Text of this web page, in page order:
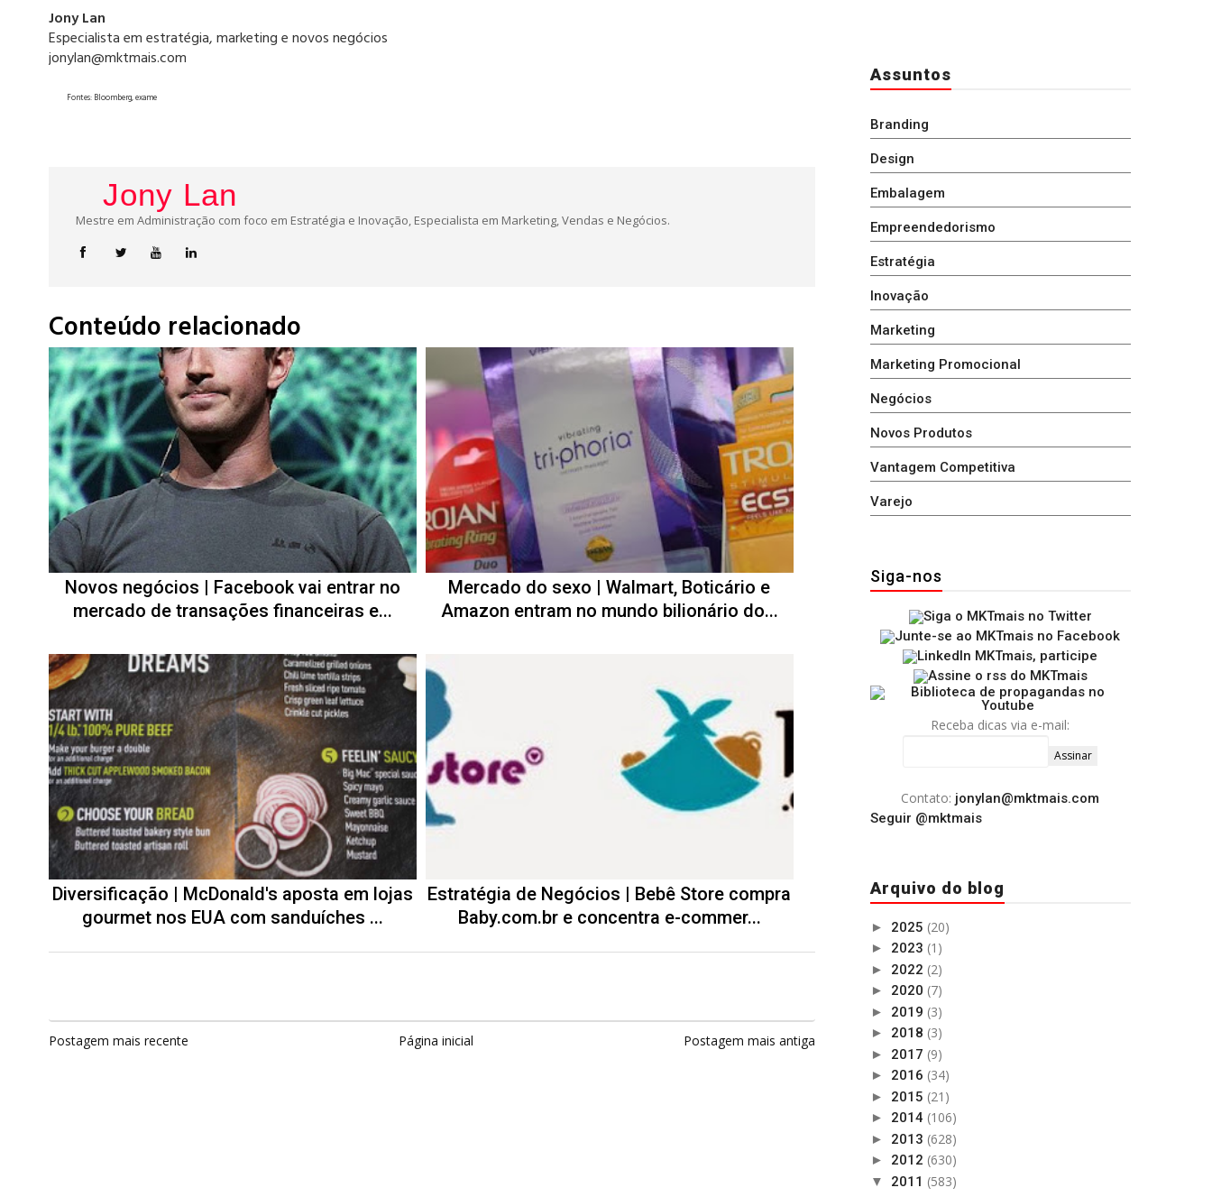
Jony Lan
Especialista em estratégia, marketing e novos negócios
jonylan@mktmais.com
Fontes: Bloomberg, exame
Jony Lan
Mestre em Administração com foco em Estratégia e Inovação, Especialista em Marketing, Vendas e Negócios.
Conteúdo relacionado
Novos negócios | Facebook vai entrar no
mercado de transações financeiras e...
Mercado do sexo | Walmart, Boticário e
Amazon entram no mundo bilionário do...
Diversificação | McDonald's aposta em lojas
gourmet nos EUA com sanduíches ...
Estratégia de Negócios | Bebê Store compra
Baby.com.br e concentra e-commer...
Postagem mais recente Página inicial Postagem mais antiga
Assuntos
Branding
Design
Embalagem
Empreendedorismo
Estratégia
Inovação
Marketing
Marketing Promocional
Negócios
Novos Produtos
Vantagem Competitiva
Varejo
Siga-nos
Receba dicas via e-mail:
Contato: jonylan@mktmais.com
Seguir @mktmais
Arquivo do blog
► 2025 (20)
► 2023 (1)
► 2022 (2)
► 2020 (7)
► 2019 (3)
► 2018 (3)
► 2017 (9)
► 2016 (34)
► 2015 (21)
► 2014 (106)
► 2013 (628)
► 2012 (630)
▼ 2011 (583)